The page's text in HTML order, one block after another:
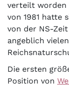
verteilt worden
von 1981 hatte
von der NS-
angeblich
Die ersten
Position von